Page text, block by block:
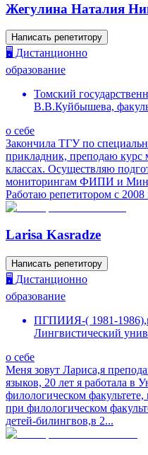
Жегулина Наталия
Написать репетитору
🖥️ Дистанционно
образование
Томский
В.В.Куйбышева,
о себе
Закончила ТГУ по
прикладник, преподаю курс
классах. Осуществляю
мониторингам ФИПИ и
Работаю репетитором с
Larisa Kasradze
Написать репетитору
🖥️ Дистанционно
образование
ПГПИИЯ-( 1981-
Лингвистический
о себе
Меня зовут Лариса,я
языков, 20 лет я работала в
филологическом
при филологическом
детей-билингвов,в 2...